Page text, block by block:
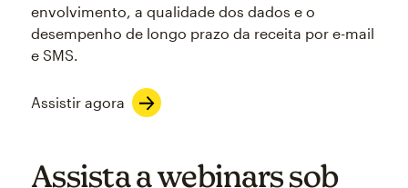
envolvimento, a qualidade dos dados e o
desempenho de longo prazo da receita por e-mail
e SMS.
Assistir agora
Assista a webinars sob